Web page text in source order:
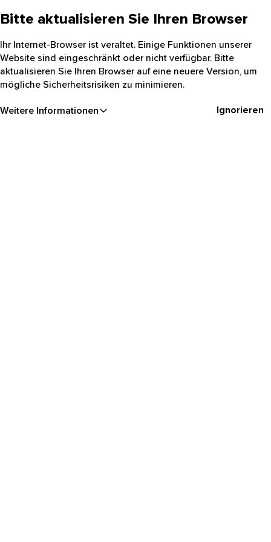
Bitte aktualisieren Sie Ihren Browser
Ihr Internet-Browser ist veraltet. Einige Funktionen unserer
Website sind eingeschränkt oder nicht verfügbar. Bitte
aktualisieren Sie Ihren Browser auf eine neuere Version, um
mögliche Sicherheitsrisiken zu minimieren.
Weitere Informationen Ignorieren